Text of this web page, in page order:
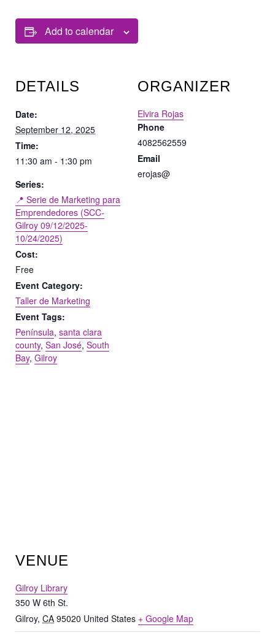
Add to calendar
DETAILS
Date:
September 12, 2025
Time:
11:30 am - 1:30 pm
Series:
📍 Serie de Marketing para
Emprendedores (SCC-
Gilroy 09/12/2025-
10/24/2025)
Cost:
Free
Event Category:
Taller de Marketing
Event Tags:
Península, santa clara
county, San José, South
Bay, Gilroy
ORGANIZER
Elvira Rojas
Phone
4082562559
Email
erojas@
VENUE
Gilroy Library
350 W 6th St.
Gilroy, CA 95020 United States + Google Map